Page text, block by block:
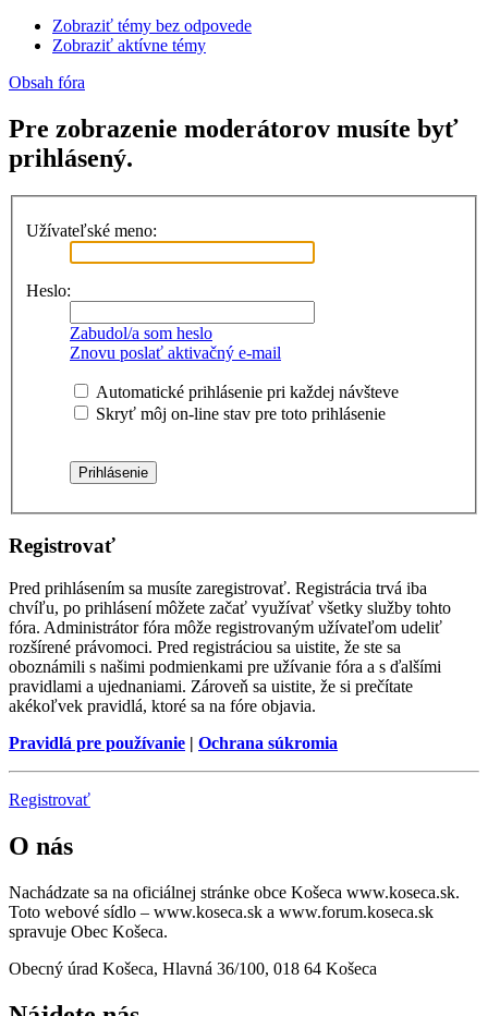
Zobraziť témy bez odpovede
Zobraziť aktívne témy
Obsah fóra
Pre zobrazenie moderátorov musíte byť
prihlásený.
Užívateľské meno:
Heslo:
Zabudol/a som heslo
Znovu poslať aktivačný e-mail
Automatické prihlásenie pri každej návšteve
Skryť môj on-line stav pre toto prihlásenie
Registrovať
Pred prihlásením sa musíte zaregistrovať. Registrácia trvá iba
chvíľu, po prihlásení môžete začať využívať všetky služby tohto
fóra. Administrátor fóra môže registrovaným užívateľom udeliť
rozšírené právomoci. Pred registráciou sa uistite, že ste sa
oboznámili s našimi podmienkami pre užívanie fóra a s ďalšími
pravidlami a ujednaniami. Zároveň sa uistite, že si prečítate
akékoľvek pravidlá, ktoré sa na fóre objavia.
Pravidlá pre používanie | Ochrana súkromia
Registrovať
O nás
Nachádzate sa na oficiálnej stránke obce Košeca www.koseca.sk.
Toto webové sídlo – www.koseca.sk a www.forum.koseca.sk
spravuje Obec Košeca.
Obecný úrad Košeca, Hlavná 36/100, 018 64 Košeca